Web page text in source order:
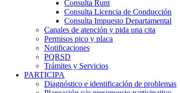
Consulta Runt
Consulta Licencia de Conducción
Consulta Impuesto Departamental
Canales de atención y pida una cita
Permisos pico y placa
Notificaciones
PQRSD
Trámites y Servicios
PARTICIPA
Diagnóstico e identificación de problemas